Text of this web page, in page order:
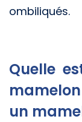
ombiliqués.
Quelle
un